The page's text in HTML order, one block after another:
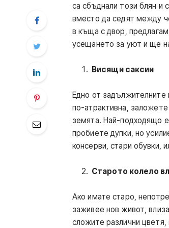
са сбъднали този блян и
вместо да седят между
в къща с двор,
усещането за уют и ще
Висящи саксии
Едно от задължителните
по-атрактивна,
земята. Най-подходящо е
пробиете дупки, но
консерви, стари обувки,
Старото колело
Ако имате старо,
заживее нов живот,
сложите различни